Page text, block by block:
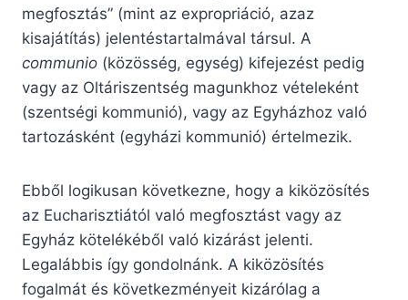
megfosztás” (mint az expropriáció, azaz
kisajátítás) jelentéstartalmával társul. A
communio (közösség, egység) kifejezést pedig
vagy az Oltáriszentség magunkhoz vételeként
(szentségi kommunió), vagy az Egyházhoz való
tartozásként (egyházi kommunió) értelmezik.
Ebből logikusan következne, hogy a kiközösítés
az Eucharisztiától való megfosztást vagy az
Egyház kötelékéből való kizárást jelenti.
Legalábbis így gondolnánk. A kiközösítés
fogalmát és következményeit kizárólag a